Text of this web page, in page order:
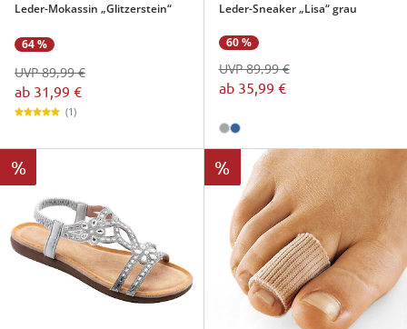
Leder-Mokassin „Glitzerstein“
64 %
ab 31,99 €
UVP 89,99 €
(1)
Leder-Sneaker „Lisa“ grau
60 %
ab 35,99 €
UVP 89,99 €
% %